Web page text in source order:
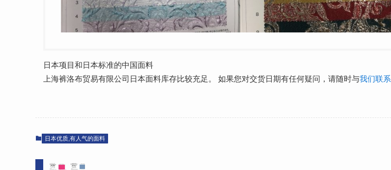
日本项目和日本标准的中国面料
上海裤洛布贸易有限公司日本面料库存比较充足。 如果您对交货日期有任何疑问，请随时与我们联系
日本优质,有人气的面料